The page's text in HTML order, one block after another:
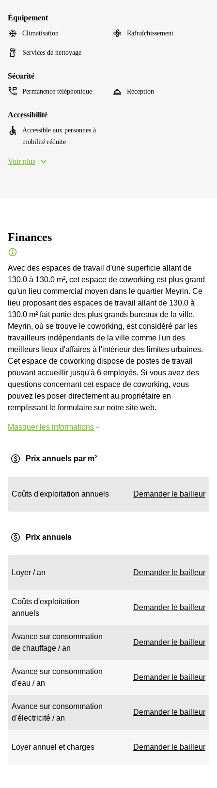
Équipement
Climatisation Rafraîchissement
Services de nettoyage
Sécurité
Permanence téléphonique Réception
Accessibilité
Accessible aux personnes à
mobilité réduite
Voir plus
Finances
Avec des espaces de travail d'une superficie allant de
130.0 à 130.0 m², cet espace de coworking est plus grand
qu'un lieu commercial moyen dans le quartier Meyrin. Ce
lieu proposant des espaces de travail allant de 130.0 à
130.0 m² fait partie des plus grands bureaux de la ville.
Meyrin, où se trouve le coworking, est considéré par les
travailleurs indépendants de la ville comme l'un des
meilleurs lieux d'affaires à l'intérieur des limites urbaines.
Cet espace de coworking dispose de postes de travail
pouvant accueillir jusqu'à 6 employés. Si vous avez des
questions concernant cet espace de coworking, vous
pouvez les poser directement au propriétaire en
remplissant le formulaire sur notre site web.
Masquer les informations
Prix annuels par m²
Coûts d'exploitation annuels Demander le bailleur
Prix annuels
Loyer / an Demander le bailleur
Coûts d'exploitation
annuels
Demander le bailleur
Avance sur consommation
de chauffage / an
Demander le bailleur
Avance sur consommation
d'eau / an
Demander le bailleur
Avance sur consommation
d'électricité / an
Demander le bailleur
Loyer annuel et charges Demander le bailleur